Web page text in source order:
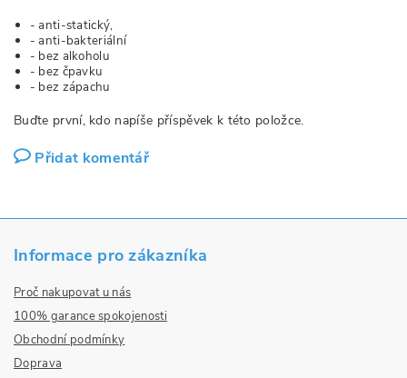
- anti-statický,
- anti-bakteriální
- bez alkoholu
- bez čpavku
- bez zápachu
Buďte první, kdo napíše příspěvek k této položce.
Přidat komentář
Informace pro zákazníka
Proč nakupovat u nás
100% garance spokojenosti
Obchodní podmínky
Doprava